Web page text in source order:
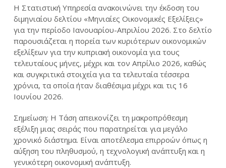
Η Στατιστική Υπηρεσία ανακοινώνει την έκδοση του
διμηνιαίου δελτίου «Μηνιαίες Οικονομικές Εξελίξεις»
για την περίοδο Ιανουαρίου-Απριλίου 2026. Στο δελτίο
παρουσιάζεται η πορεία των κυριότερων οικονομικών
εξελίξεων για την κυπριακή οικονομία για τους
τελευταίους μήνες, μέχρι και τον Απρίλιο 2026, καθώς
και συγκριτικά στοιχεία για τα τελευταία τέσσερα
χρόνια, τα οποία ήταν διαθέσιμα μέχρι και τις 16
Ιουνίου 2026.
Σημείωση: Η Τάση απεικονίζει τη μακροπρόθεσμη
εξέλιξη μιας σειράς που παρατηρείται για μεγάλο
χρονικό διάστημα. Είναι αποτέλεσμα επιρροών όπως η
αύξηση του πληθυσμού, η τεχνολογική ανάπτυξη και η
γενικότερη οικονομική ανάπτυξη.